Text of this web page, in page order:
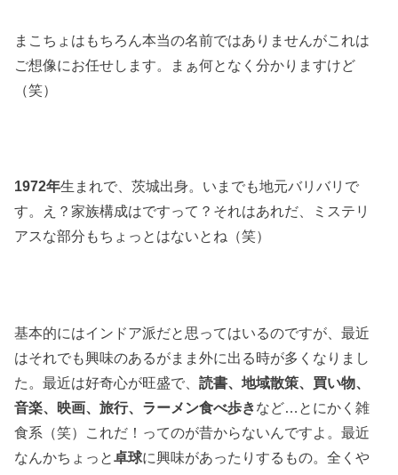
まこちょはもちろん本当の名前ではありませんがこれは
ご想像にお任せします。まぁ何となく分かりますけど
（笑）
1972年生まれで、茨城出身。いまでも地元バリバリで
す。え？家族構成はですって？それはあれだ、ミステリ
アスな部分もちょっとはないとね（笑）
基本的にはインドア派だと思ってはいるのですが、最近
はそれでも興味のあるがまま外に出る時が多くなりまし
た。最近は好奇心が旺盛で、読書、地域散策、買い物、
音楽、映画、旅行、ラーメン食べ歩きなど…とにかく雑
食系（笑）これだ！ってのが昔からないんですよ。最近
なんかちょっと卓球に興味があったりするもの。全くや